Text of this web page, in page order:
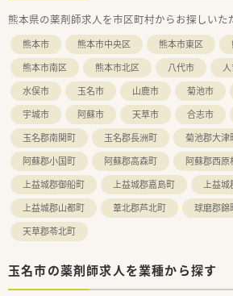
■地域医療に対して前向きに取り組む姿
フと協力しながら成長していける柔軟
ます。
【法人特徴について】
■熊本県内にて約40店舗を展開するチェ
ールディングス傘下という非常に安定
す。
■地域に根ざした面分業に対応するため
ーとしての機能を持ち、各薬局の在庫
す。
■大学と共同で化粧品開発を行うなど、
角的な事業を展開しており、常に新し
す。
熊本県の薬剤師求人を市区町村からお探しいた
熊本市 熊本市中央区 熊本市東区
熊本市南区
熊本市北区 八代市
水俣市
玉名市 山鹿市 菊池市
宇城市
阿蘇市 天草市 合志市
玉名郡南関町
玉名郡長洲町 菊池郡大津
阿蘇郡小国町
阿蘇郡高森町 阿蘇郡西原
上益城郡御船町
上益城郡嘉島町
上益城
上益城郡山都町
葦北郡芦北町 球磨郡錦
天草郡苓北町
玉名市の薬剤師求人を業種から探す